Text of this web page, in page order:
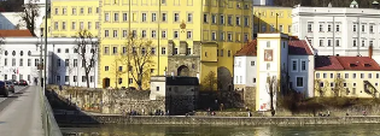
Ihre Cookie-Präferenzen verwalten
Wählen Sie, welche Cookies Sie auf
Die Cookierichtlinie finden Siehier.
Notwendig